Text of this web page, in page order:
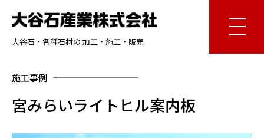
大谷石・各種石材の 加工・施工・販売
施工事例
宮みらいライトヒル案内板